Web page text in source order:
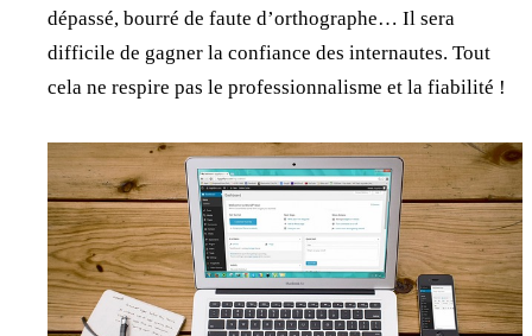
dépassé, bourré de faute d’orthographe… Il sera
difficile de gagner la confiance des internautes. Tout
cela ne respire pas le professionnalisme et la fiabilité !